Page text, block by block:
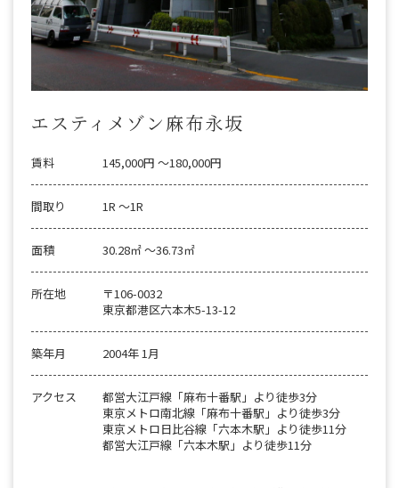
エスティメゾン麻布永坂
賃料 145,000円 〜180,000円
間取り 1R 〜1R
面積 30.28㎡ 〜36.73㎡
所在地
〒106-0032
東京都港区六本木5-13-12
築年月 2004年 1月
アクセス
都営大江戸線「麻布十番駅」より徒歩3分
東京メトロ南北線「麻布十番駅」より徒歩3分
東京メトロ日比谷線「六本木駅」より徒歩11分
都営大江戸線「六本木駅」より徒歩11分